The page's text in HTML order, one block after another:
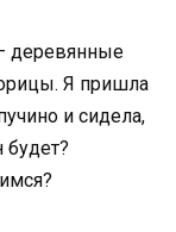
деревянные
Я пришла
и сидела,
будет?